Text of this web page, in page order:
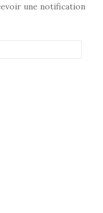
une notification